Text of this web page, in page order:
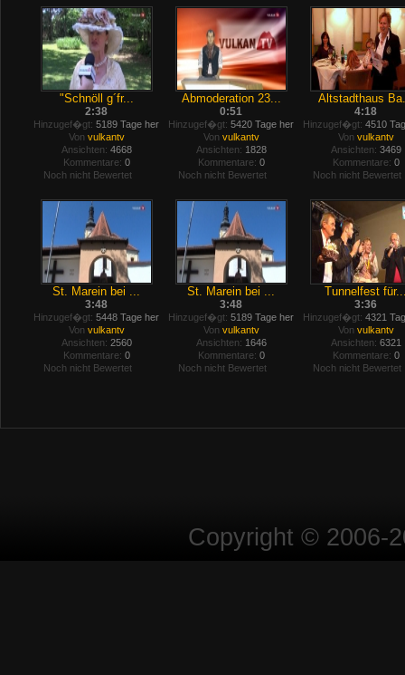
"Schnöll g´fr...
2:38
Hinzugef�gt: 5189 Tage her
Von vulkantv
Ansichten: 4668
Kommentare: 0
Noch nicht Bewertet
Abmoderation 23...
0:51
Hinzugef�gt: 5420 Tage her
Von vulkantv
Ansichten: 1828
Kommentare: 0
Noch nicht Bewertet
Altstadthaus
4:18
Hinzugef�gt: 4510
Von vulkantv
Ansichten: 3469
Kommentare: 0
Noch nicht Bewertet
St. Marein bei ...
3:48
Hinzugef�gt: 5448 Tage her
Von vulkantv
Ansichten: 2560
Kommentare: 0
Noch nicht Bewertet
St. Marein bei ...
3:48
Hinzugef�gt: 5189 Tage her
Von vulkantv
Ansichten: 1646
Kommentare: 0
Noch nicht Bewertet
Tunnelfest
3:36
Hinzugef�gt: 4321
Von vulkantv
Ansichten: 6321
Kommentare: 0
Noch nicht Bewertet
Copyright © 2006-